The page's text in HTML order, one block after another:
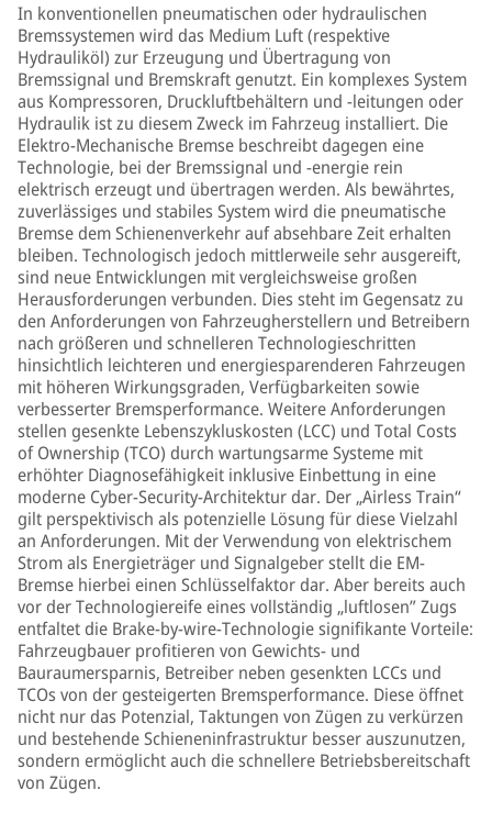
In konventionellen pneumatischen oder hydraulischen
Bremssystemen wird das Medium Luft (respektive
Hydrauliköl) zur Erzeugung und Übertragung von
Bremssignal und Bremskraft genutzt. Ein komplexes System
aus Kompressoren, Druckluftbehältern und -leitungen oder
Hydraulik ist zu diesem Zweck im Fahrzeug installiert. Die
Elektro-Mechanische Bremse beschreibt dagegen eine
Technologie, bei der Bremssignal und -energie rein
elektrisch erzeugt und übertragen werden. Als bewährtes,
zuverlässiges und stabiles System wird die pneumatische
Bremse dem Schienenverkehr auf absehbare Zeit erhalten
bleiben. Technologisch jedoch mittlerweile sehr ausgereift,
sind neue Entwicklungen mit vergleichsweise großen
Herausforderungen verbunden. Dies steht im Gegensatz zu
den Anforderungen von Fahrzeugherstellern und Betreibern
nach größeren und schnelleren Technologieschritten
hinsichtlich leichteren und energiesparenderen Fahrzeugen
mit höheren Wirkungsgraden, Verfügbarkeiten sowie
verbesserter Bremsperformance. Weitere Anforderungen
stellen gesenkte Lebenszykluskosten (LCC) und Total Costs
of Ownership (TCO) durch wartungsarme Systeme mit
erhöhter Diagnosefähigkeit inklusive Einbettung in eine
moderne Cyber-Security-Architektur dar. Der „Airless Train“
gilt perspektivisch als potenzielle Lösung für diese Vielzahl
an Anforderungen. Mit der Verwendung von elektrischem
Strom als Energieträger und Signalgeber stellt die EM-
Bremse hierbei einen Schlüsselfaktor dar. Aber bereits auch
vor der Technologiereife eines vollständig „luftlosen” Zugs
entfaltet die Brake-by-wire-Technologie signifikante Vorteile:
Fahrzeugbauer profitieren von Gewichts- und
Bauraumersparnis, Betreiber neben gesenkten LCCs und
TCOs von der gesteigerten Bremsperformance. Diese öffnet
nicht nur das Potenzial, Taktungen von Zügen zu verkürzen
und bestehende Schieneninfrastruktur besser auszunutzen,
sondern ermöglicht auch die schnellere Betriebsbereitschaft
von Zügen.